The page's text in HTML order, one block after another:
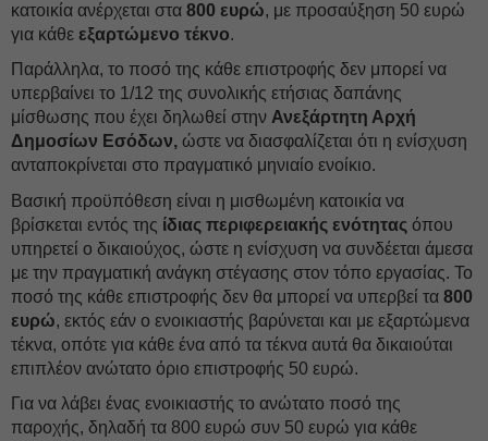
κατοικία ανέρχεται στα 800 ευρώ, με προσαύξηση 50 ευρώ
για κάθε εξαρτώμενο τέκνο.
Παράλληλα, το ποσό της κάθε επιστροφής δεν μπορεί να
υπερβαίνει το 1/12 της συνολικής ετήσιας δαπάνης
μίσθωσης που έχει δηλωθεί στην Ανεξάρτητη Αρχή
Δημοσίων Εσόδων, ώστε να διασφαλίζεται ότι η ενίσχυση
ανταποκρίνεται στο πραγματικό μηνιαίο ενοίκιο.
Βασική προϋπόθεση είναι η μισθωμένη κατοικία να
βρίσκεται εντός της ίδιας περιφερειακής ενότητας όπου
υπηρετεί ο δικαιούχος, ώστε η ενίσχυση να συνδέεται άμεσα
με την πραγματική ανάγκη στέγασης στον τόπο εργασίας. Το
ποσό της κάθε επιστροφής δεν θα μπορεί να υπερβεί τα 800
ευρώ, εκτός εάν ο ενοικιαστής βαρύνεται και με εξαρτώμενα
τέκνα, οπότε για κάθε ένα από τα τέκνα αυτά θα δικαιούται
επιπλέον ανώτατο όριο επιστροφής 50 ευρώ.
Για να λάβει ένας ενοικιαστής το ανώτατο ποσό της
παροχής, δηλαδή τα 800 ευρώ συν 50 ευρώ για κάθε